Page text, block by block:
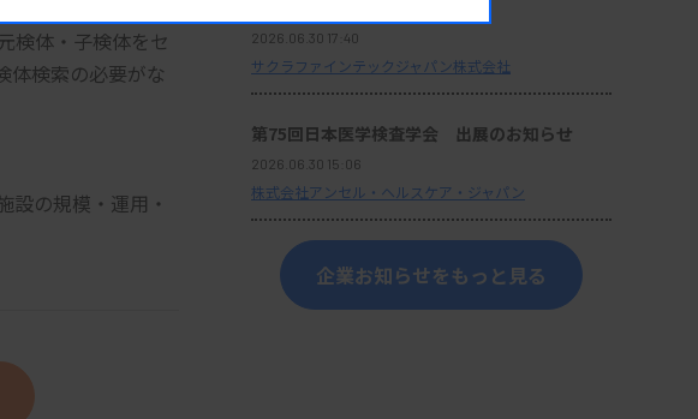
検体・子検体をセ
体検索の必要がな
の規模・運用・
2026.06.30 17:40
サクラファインテックジャパン株式会社
第75回日本医学検査学会 出展のお知らせ
2026.06.30 15:06
株式会社アンセル・ヘルスケア・ジャパン
企業お知らせをもっと見る